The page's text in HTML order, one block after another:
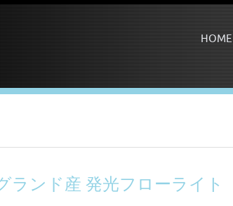
HOME
ランド産 発光フローライト